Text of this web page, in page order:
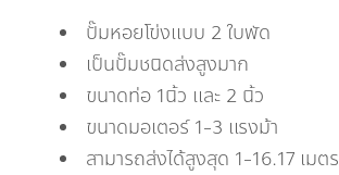
ปั๊มหอยโข่งแบบ 2 ใบพัด
เป็นปั๊มชนิดส่งสูงมาก
ขนาดท่อ 1นิ้ว และ 2 นิ้ว
ขนาดมอเตอร์ 1-3 แรงม้า
สามารถส่งได้สูงสุด 1-16.17 เมตร